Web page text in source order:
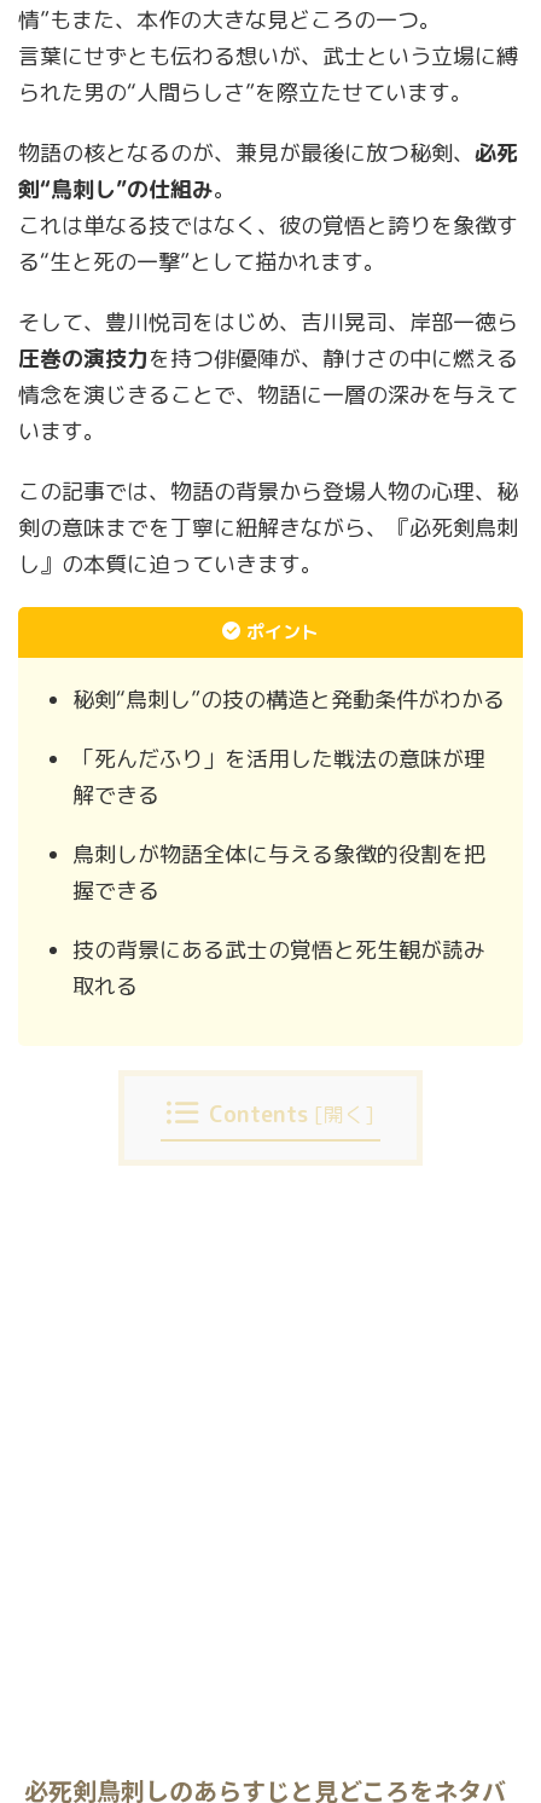
情”もまた、本作の大きな見どころの一つ。
言葉にせずとも伝わる想いが、武士という立場に縛
られた男の“人間らしさ”を際立たせています。
物語の核となるのが、兼見が最後に放つ秘剣、 必死
剣“鳥刺し”の仕組み。
これは単なる技ではなく、彼の覚悟と誇りを象徴す
る“生と死の一撃”として描かれます。
そして、豊川悦司をはじめ、吉川晃司、岸部一徳ら
圧巻の演技力を持つ俳優陣が、静けさの中に燃える
情念を演じきることで、物語に一層の深みを与えて
います。
この記事では、物語の背景から登場人物の心理、秘
剣の意味までを丁寧に紐解きながら、『必死剣鳥刺
し』の本質に迫っていきます。
ポイント
秘剣“鳥刺し”の技の構造と発動条件がわかる
「死んだふり」を活用した戦法の意味が理
解できる
鳥刺しが物語全体に与える象徴的役割を把
握できる
技の背景にある武士の覚悟と死生観が読み
取れる
Contents [開く ]
必死剣鳥刺しのあらすじと見どころをネタバ